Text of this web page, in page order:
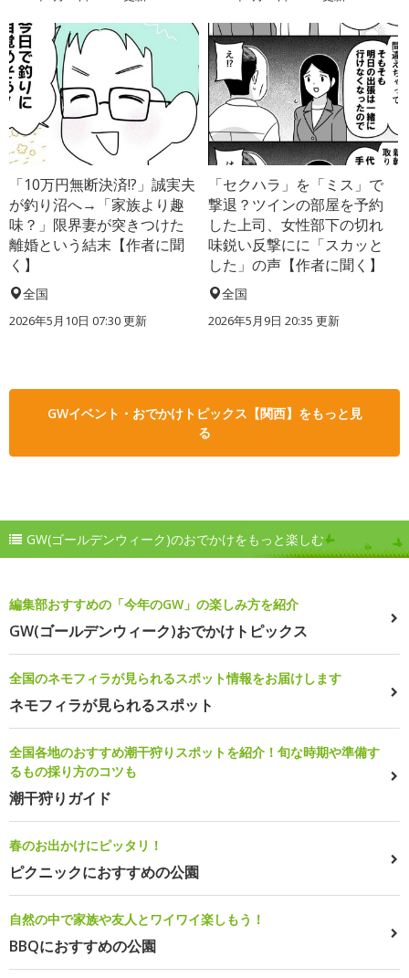
「10万円無断決済!?」誠実夫
が釣り沼へ→「家族より趣
味？」限界妻が突きつけた
離婚という結末【作者に聞
く】
全国
2026年5月10日 07:30 更新
「セクハラ」を「ミス」で
撃退？ツインの部屋を予約
した上司、女性部下の切れ
味鋭い反撃にに「スカッと
した」の声【作者に聞く】
全国
2026年5月9日 20:35 更新
GWイベント・おでかけトピックス【関西】をもっと見
る
GW(ゴールデンウィーク)のおでかけをもっと楽しむ
編集部おすすめの「今年のGW」の楽しみ方を紹介
GW(ゴールデンウィーク)おでかけトピックス
全国のネモフィラが見られるスポット情報をお届けします
ネモフィラが見られるスポット
全国各地のおすすめ潮干狩りスポットを紹介！旬な時期や準備す
るもの採り方のコツも
潮干狩りガイド
春のお出かけにピッタリ！
ピクニックにおすすめの公園
自然の中で家族や友人とワイワイ楽しもう！
BBQにおすすめの公園